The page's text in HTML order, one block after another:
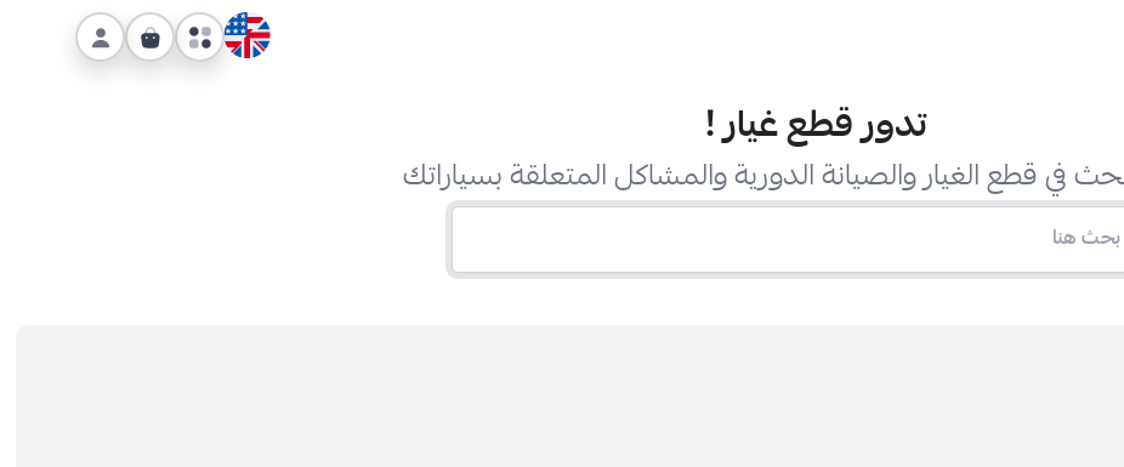
تدور قطع غيار!
في قطع الغيار والصيانة الدورية والمشاكل المتعلقة بسياراتك